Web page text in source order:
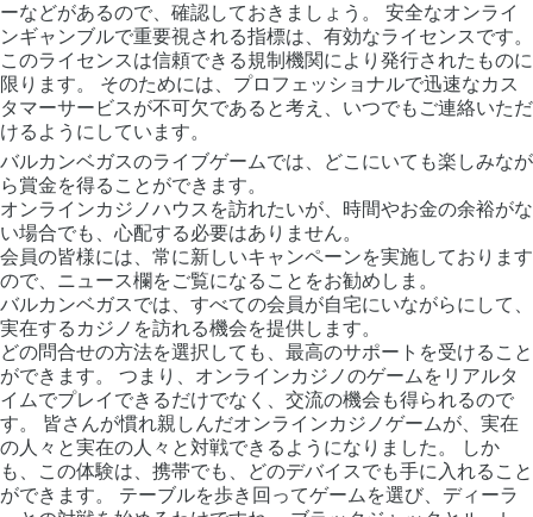
ーなどがあるので、確認しておきましょう。 安全なオンライ
ンギャンブルで重要視される指標は、有効なライセンスです。
このライセンスは信頼できる規制機関により発行されたものに
限ります。 そのためには、プロフェッショナルで迅速なカス
タマーサービスが不可欠であると考え、いつでもご連絡いただ
けるようにしています。
バルカンベガスのライブゲームでは、どこにいても楽しみなが
ら賞金を得ることができます。
オンラインカジノハウスを訪れたいが、時間やお金の余裕がな
い場合でも、心配する必要はありません。
会員の皆様には、常に新しいキャンペーンを実施しております
ので、ニュース欄をご覧になることをお勧めしま。
バルカンベガスでは、すべての会員が自宅にいながらにして、
実在するカジノを訪れる機会を提供します。
どの問合せの方法を選択しても、最高のサポートを受けること
ができます。 つまり、オンラインカジノのゲームをリアルタ
イムでプレイできるだけでなく、交流の機会も得られるので
す。 皆さんが慣れ親しんだオンラインカジノゲームが、実在
の人々と実在の人々と対戦できるようになりました。 しか
も、この体験は、携帯でも、どのデバイスでも手に入れること
ができます。 テーブルを歩き回ってゲームを選び、ディーラ